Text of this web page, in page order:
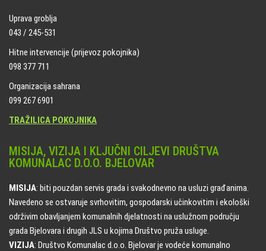
Uprava groblja
043 / 245-531
Hitne intervencije (prijevoz pokojnika)
098 377 711
Organizacija sahrana
099 267 6901
TRAŽILICA POKOJNIKA
MISIJA, VIZIJA I KLJUČNI CILJEVI DRUŠTVA
KOMUNALAC D.O.O. BJELOVAR
MISIJA: biti pouzdan servis grada i svakodnevno na usluzi građanima.
Navedeno se ostvaruje svrhovitim, gospodarski učinkovitim i ekološki
održivim obavljanjem komunalnih djelatnosti na uslužnom području
grada Bjelovara i drugih JLS u kojima Društvo pruža usluge.
VIZIJA: Društvo Komunalac d.o.o. Bjelovar je vodeće komunalno